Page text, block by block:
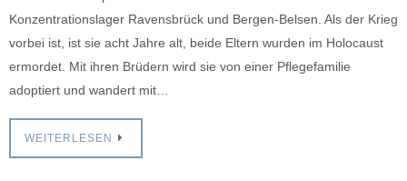
Konzentrationslager Ravensbrück und Bergen-Belsen. Als der Krieg
vorbei ist, ist sie acht Jahre alt, beide Eltern wurden im Holocaust
ermordet. Mit ihren Brüdern wird sie von einer Pflegefamilie
adoptiert und wandert mit…
WEITERLESEN